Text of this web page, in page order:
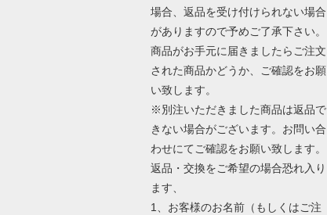
場合、返品を受け付けられない場合
がありますので予めご了承下さい。
商品がお手元に届きましたらご注文
された商品かどうか、ご確認をお願
い致します。
※別注いただきました商品は返品で
きない場合がございます。お問い合
わせにてご確認をお願い致します。
返品・交換をご希望の場合恐れ入り
ます、
1、お客様のお名前（もしくはご注